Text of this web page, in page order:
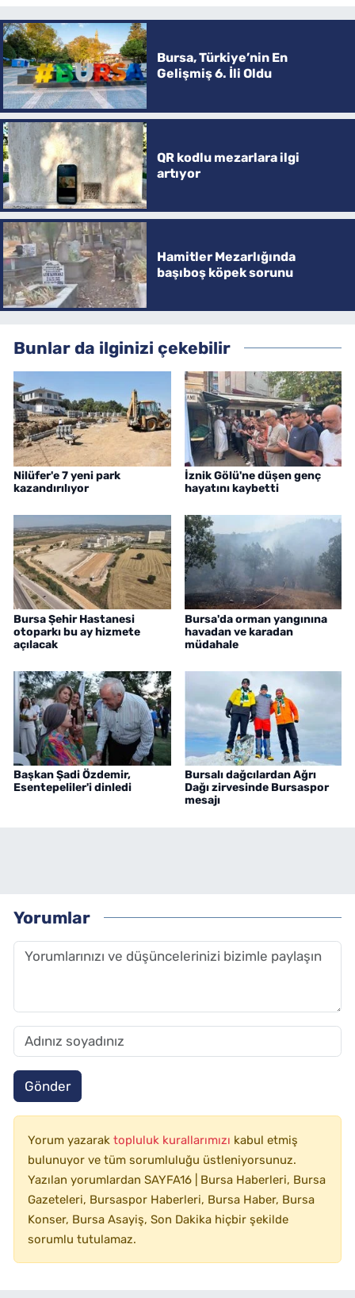
Bursa, Türkiye’nin En
Gelişmiş 6. İli Oldu
QR kodlu mezarlara ilgi
artıyor
Hamitler Mezarlığında
başıboş köpek sorunu
Bunlar da ilginizi çekebilir
Nilüfer'e 7 yeni park
kazandırılıyor
İznik Gölü'ne düşen genç
hayatını kaybetti
Bursa Şehir Hastanesi
otoparkı bu ay hizmete
açılacak
Bursa'da orman yangınına
havadan ve karadan
müdahale
Başkan Şadi Özdemir,
Esentepeliler'i dinledi
Bursalı dağcılardan Ağrı
Dağı zirvesinde Bursaspor
mesajı
Yorumlar
Gönder
Yorum yazarak topluluk kurallarımızı kabul etmiş
bulunuyor ve tüm sorumluluğu üstleniyorsunuz.
Yazılan yorumlardan SAYFA16 | Bursa Haberleri, Bursa
Gazeteleri, Bursaspor Haberleri, Bursa Haber, Bursa
Konser, Bursa Asayiş, Son Dakika hiçbir şekilde
sorumlu tutulamaz.